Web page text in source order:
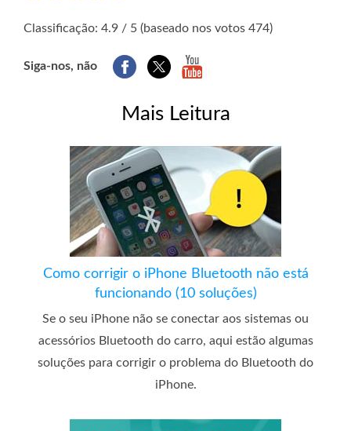
Classificação: 4.9 / 5 (baseado nos votos 474)
Siga-nos, não
Mais Leitura
Como corrigir o iPhone Bluetooth não está
funcionando (10 soluções)
Se o seu iPhone não se conectar aos sistemas ou
acessórios Bluetooth do carro, aqui estão algumas
soluções para corrigir o problema do Bluetooth do
iPhone.